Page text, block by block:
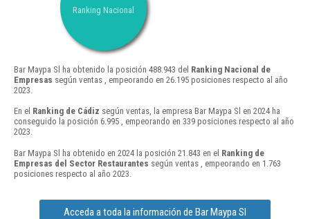
Ranking Nacional
Bar Maypa Sl ha obtenido la posición 488.943 del Ranking Nacional de
Empresas según ventas , empeorando en 26.195 posiciones respecto al año
2023.
En el Ranking de Cádiz según ventas, la empresa Bar Maypa Sl en 2024 ha
conseguido la posición 6.995 , empeorando en 339 posiciones respecto al año
2023.
Bar Maypa Sl ha obtenido en 2024 la posición 21.843 en el Ranking de
Empresas del Sector Restaurantes según ventas , empeorando en 1.763
posiciones respecto al año 2023.
Acceda a toda la información de Bar Maypa Sl